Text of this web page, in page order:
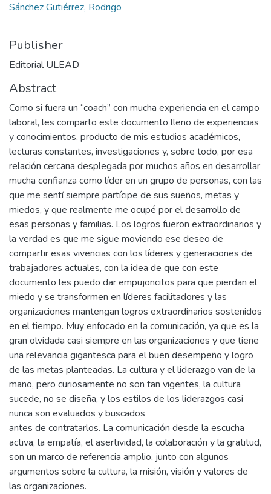
Sánchez Gutiérrez, Rodrigo
Publisher
Editorial ULEAD
Abstract
Como si fuera un “coach” con mucha experiencia en el campo
laboral, les comparto este documento lleno de experiencias
y conocimientos, producto de mis estudios académicos,
lecturas constantes, investigaciones y, sobre todo, por esa
relación cercana desplegada por muchos años en desarrollar
mucha confianza como líder en un grupo de personas, con las
que me sentí siempre partícipe de sus sueños, metas y
miedos, y que realmente me ocupé por el desarrollo de
esas personas y familias. Los logros fueron extraordinarios y
la verdad es que me sigue moviendo ese deseo de
compartir esas vivencias con los líderes y generaciones de
trabajadores actuales, con la idea de que con este
documento les puedo dar empujoncitos para que pierdan el
miedo y se transformen en líderes facilitadores y las
organizaciones mantengan logros extraordinarios sostenidos
en el tiempo. Muy enfocado en la comunicación, ya que es la
gran olvidada casi siempre en las organizaciones y que tiene
una relevancia gigantesca para el buen desempeño y logro
de las metas planteadas. La cultura y el liderazgo van de la
mano, pero curiosamente no son tan vigentes, la cultura
sucede, no se diseña, y los estilos de los liderazgos casi
nunca son evaluados y buscados
antes de contratarlos. La comunicación desde la escucha
activa, la empatía, el asertividad, la colaboración y la gratitud,
son un marco de referencia amplio, junto con algunos
argumentos sobre la cultura, la misión, visión y valores de
las organizaciones.